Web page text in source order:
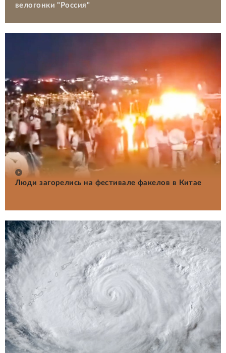
велогонки "Россия"
Люди загорелись на фестивале факелов в Китае